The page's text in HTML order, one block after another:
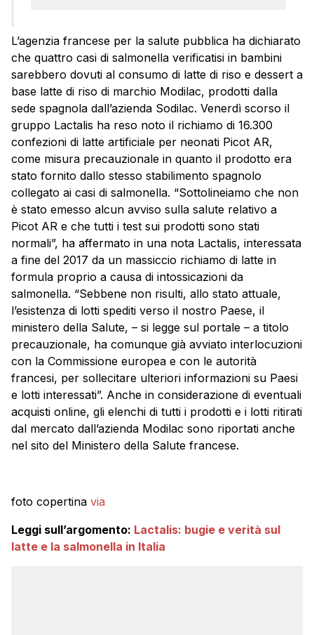
L’agenzia francese per la salute pubblica ha dichiarato
che quattro casi di salmonella verificatisi in bambini
sarebbero dovuti al consumo di latte di riso e dessert a
base latte di riso di marchio Modilac, prodotti dalla
sede spagnola dall’azienda Sodilac. Venerdì scorso il
gruppo Lactalis ha reso noto il richiamo di 16.300
confezioni di latte artificiale per neonati Picot AR,
come misura precauzionale in quanto il prodotto era
stato fornito dallo stesso stabilimento spagnolo
collegato ai casi di salmonella. “Sottolineiamo che non
è stato emesso alcun avviso sulla salute relativo a
Picot AR e che tutti i test sui prodotti sono stati
normali”, ha affermato in una nota Lactalis, interessata
a fine del 2017 da un massiccio richiamo di latte in
formula proprio a causa di intossicazioni da
salmonella. “Sebbene non risulti, allo stato attuale,
l’esistenza di lotti spediti verso il nostro Paese, il
ministero della Salute, – si legge sul portale – a titolo
precauzionale, ha comunque già avviato interlocuzioni
con la Commissione europea e con le autorità
francesi, per sollecitare ulteriori informazioni su Paesi
e lotti interessati”. Anche in considerazione di eventuali
acquisti online, gli elenchi di tutti i prodotti e i lotti ritirati
dal mercato dall’azienda Modilac sono riportati anche
nel sito del Ministero della Salute francese.
foto copertina via
Leggi sull’argomento: Lactalis: bugie e verità sul
latte e la salmonella in Italia